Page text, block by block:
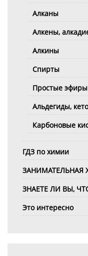
Алканы
Алкены,
Алкины
Спирты
Простые эфиры
Альдегиды,
Карбоновые
ГДЗ по химии
ЗАНИМАТЕЛЬНАЯ
ЗНАЕТЕ ЛИ ВЫ,
Это интересно